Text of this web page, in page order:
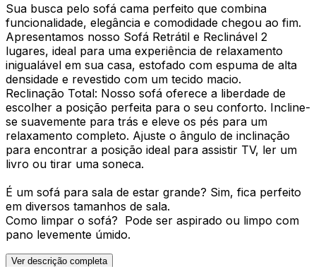
Sua busca pelo sofá cama perfeito que combina
funcionalidade, elegância e comodidade chegou ao fim.
Apresentamos nosso Sofá Retrátil e Reclinável 2
lugares, ideal para uma experiência de relaxamento
inigualável em sua casa, estofado com espuma de alta
densidade e revestido com um tecido macio.
Reclinação Total: Nosso sofá oferece a liberdade de
escolher a posição perfeita para o seu conforto. Incline-
se suavemente para trás e eleve os pés para um
relaxamento completo. Ajuste o ângulo de inclinação
para encontrar a posição ideal para assistir TV, ler um
livro ou tirar uma soneca.
É um sofá para sala de estar grande? Sim, fica perfeito
em diversos tamanhos de sala.
Como limpar o sofá? Pode ser aspirado ou limpo com
pano levemente úmido.
Ver descrição completa